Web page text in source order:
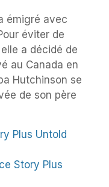
émigré avec
éviter de
a décidé de
au Canada en
Hutchinson se
de son père
Story Plus